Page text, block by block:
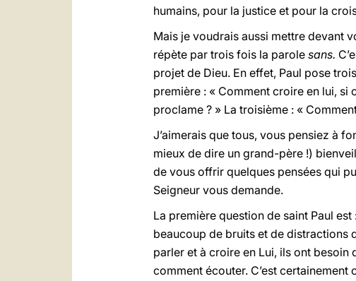
humains, pour la justice et pour la
Mais je voudrais aussi mettre devant
répète par trois fois la parole sans.
projet de Dieu. En effet, Paul pose
première : « Comment croire en lui, si
proclame ? » La troisième : «
J’aimerais que tous, vous pensiez à
mieux de dire un grand-père !)
de vous offrir quelques pensées qui
Seigneur vous demande.
La première question de saint Paul
beaucoup de bruits et de distractions
parler et à croire en Lui, ils ont
comment écouter. C’est